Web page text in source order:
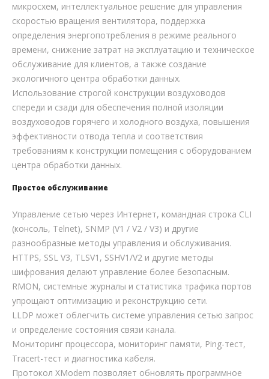
микросхем, интеллектуальное решение для управления
скоростью вращения вентилятора, поддержка
определения энергопотребления в режиме реального
времени, снижение затрат на эксплуатацию и техническое
обслуживание для клиентов, а также создание
экологичного центра обработки данных.
Использование строгой конструкции воздуховодов
спереди и сзади для обеспечения полной изоляции
воздуховодов горячего и холодного воздуха, повышения
эффективности отвода тепла и соответствия
требованиям к конструкции помещения с оборудованием
центра обработки данных.
Простое обслуживание
Управление сетью через Интернет, командная строка CLI
(консоль, Telnet), SNMP (V1 / V2 / V3) и другие
разнообразные методы управления и обслуживания.
HTTPS, SSL V3, TLSV1, SSHV1/V2 и другие методы
шифрования делают управление более безопасным.
RMON, системные журналы и статистика трафика портов
упрощают оптимизацию и реконструкцию сети.
LLDP может облегчить системе управления сетью запрос
и определение состояния связи канала.
Мониторинг процессора, мониторинг памяти, Ping-тест,
Tracert-тест и диагностика кабеля.
Протокол XModem позволяет обновлять программное